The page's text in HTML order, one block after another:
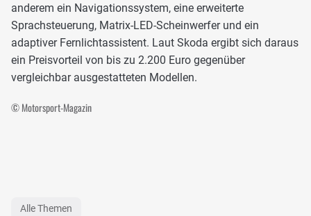
anderem ein Navigationssystem, eine erweiterte
Sprachsteuerung, Matrix-LED-Scheinwerfer und ein
adaptiver Fernlichtassistent. Laut Skoda ergibt sich daraus
ein Preisvorteil von bis zu 2.200 Euro gegenüber
vergleichbar ausgestatteten Modellen.
© Motorsport-Magazin
Alle Themen